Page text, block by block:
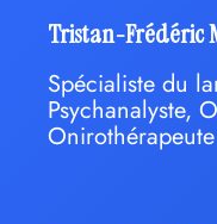
Tristan-Frédéric
Spécialiste du
Psychanalyste,
Onirothérapeute